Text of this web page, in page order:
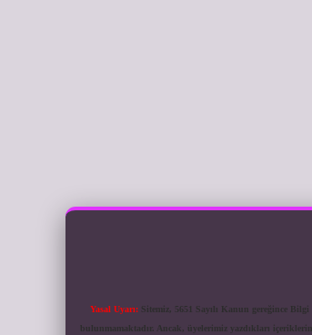
Yasal Uyarı: Sitemiz, 5651 Sayılı Kanun gereğince
bulunmamaktadır. Ancak, üyelerimiz yazdıkları